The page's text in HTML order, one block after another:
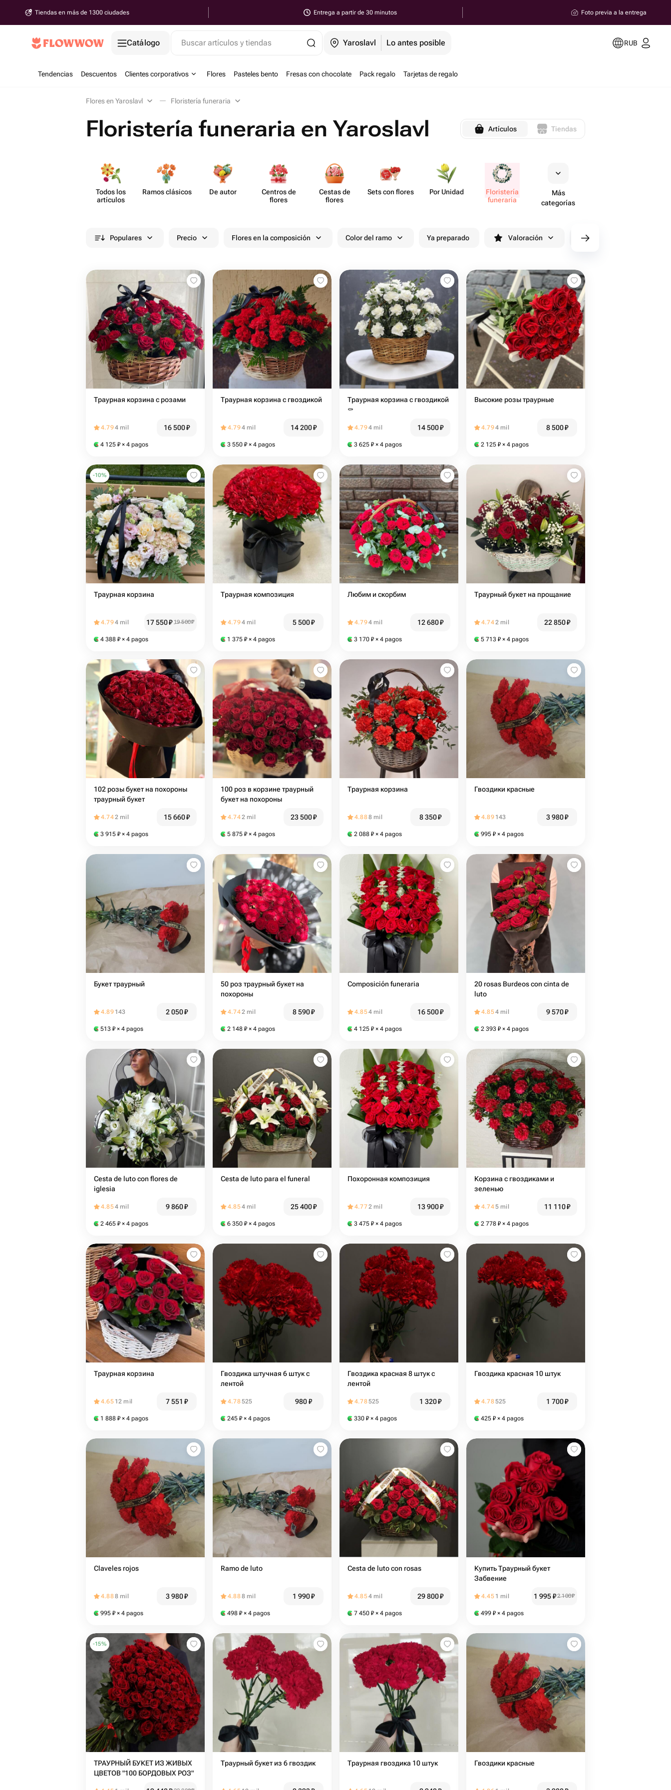
Tiendas en más de 1300 ciudades Entrega a partir de 30 minutos Foto previa a la entrega
Catálogo Buscar artículos y tiendas Yaroslavl Lo antes posible RUB
Tendencias Descuentos Clientes corporativos Flores Pasteles bento Fresas con chocolate Pack regalo Tarjetas de regalo
Flores en Yaroslavl Floristería funeraria
Floristería funeraria en Yaroslavl Artículos Tiendas
Todos los
artículos
Ramos clásicos De autor
Centros de
flores
Cestas de
flores
Sets con flores Por Unidad
Flori​stería
funeraria
Más
categorías
Populares Precio Flores en la composición Color del ramo Ya preparado Valoración cv/filters/name_fast_delivery
Траурная корзина с розами
4.794 mil 16 500₽
4 125 ₽ × 4 pagos
Траурная корзина с гвоздикой
4.794 mil 14 200₽
3 550 ₽ × 4 pagos
Траурная корзина с гвоздикой
⚰️
4.794 mil 14 500₽
3 625 ₽ × 4 pagos
Высокие розы траурные
4.794 mil 8 500₽
2 125 ₽ × 4 pagos
-10%
Траурная корзина
4.794 mil 17 550₽ 19 500₽
4 388 ₽ × 4 pagos
Траурная композиция
4.794 mil 5 500₽
1 375 ₽ × 4 pagos
Любим и скорбим
4.794 mil 12 680₽
3 170 ₽ × 4 pagos
Траурный букет на прощание
4.742 mil 22 850₽
5 713 ₽ × 4 pagos
102 розы букет на похороны
траурный букет
4.742 mil 15 660₽
3 915 ₽ × 4 pagos
100 роз в корзине траурный
букет на похороны
4.742 mil 23 500₽
5 875 ₽ × 4 pagos
Траурная корзина
4.888 mil 8 350₽
2 088 ₽ × 4 pagos
Гвоздики красные
4.89 143 3 980₽
995 ₽ × 4 pagos
Букет траурный
4.89 143 2 050₽
513 ₽ × 4 pagos
50 роз траурный букет на
похороны
4.742 mil 8 590₽
2 148 ₽ × 4 pagos
Composición funeraria
4.854 mil 16 500₽
4 125 ₽ × 4 pagos
20 rosas Burdeos con cinta de
luto
4.854 mil 9 570₽
2 393 ₽ × 4 pagos
Cesta de luto con flores de
iglesia
4.854 mil 9 860₽
2 465 ₽ × 4 pagos
Cesta de luto para el funeral
4.854 mil 25 400₽
6 350 ₽ × 4 pagos
Похоронная композиция
4.772 mil 13 900₽
3 475 ₽ × 4 pagos
Корзина с гвоздиками и
зеленью
4.745 mil 11 110₽
2 778 ₽ × 4 pagos
Траурная корзина
4.65 12 mil 7 551 ₽
1 888 ₽ × 4 pagos
Гвоздика штучная 6 штук с
лентой
4.78525 980₽
245 ₽ × 4 pagos
Гвоздика красная 8 штук с
лентой
4.78525 1 320₽
330 ₽ × 4 pagos
Гвоздика красная 10 штук
4.78525 1 700₽
425 ₽ × 4 pagos
Claveles rojos
4.888 mil 3 980₽
995 ₽ × 4 pagos
Ramo de luto
4.888 mil 1 990₽
498 ₽ × 4 pagos
Cesta de luto con rosas
4.854 mil 29 800₽
7 450 ₽ × 4 pagos
Купить Траурный букет
Забвение
4.45 1 mil 1 995₽2 100₽
499 ₽ × 4 pagos
-15%
ТРАУРНЫЙ БУКЕТ ИЗ ЖИВЫХ
ЦВЕТОВ "100 БОРДОВЫХ РОЗ"
Траурный букет из 6 гвоздик Траурная гвоздика 10 штук Гвоздики красные